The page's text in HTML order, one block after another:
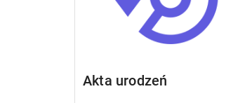
Akta urodzeń